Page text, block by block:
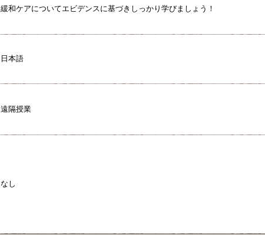
緩和ケアについてエビデンスに基づきしっかり学びましょう！
日本語
遠隔授業
なし